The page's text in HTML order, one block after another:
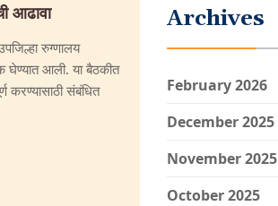
आढावा
रुग्णालय
घेण्यात आली. या बैठकीत
करण्यासाठी संबंधित
Archives
February 2026
December 2025
November 2025
October 2025